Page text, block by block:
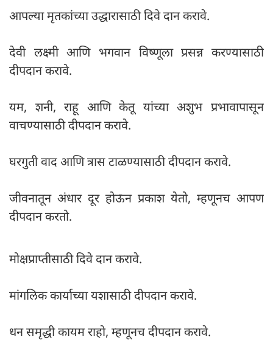
आपल्या मृतकांच्या उद्धारासाठी दिवे दान करावे.
देवी लक्ष्मी आणि भगवान विष्णूला प्रसन्न करण्यासाठी
दीपदान करावे.
यम, शनी, राहू आणि केतू यांच्या अशुभ प्रभावापासून
वाचण्यासाठी दीपदान करावे.
घरगुती वाद आणि त्रास टाळण्यासाठी दीपदान करावे.
जीवनातून अंधार दूर होऊन प्रकाश येतो, म्हणूनच आपण
दीपदान करतो.
मोक्षप्राप्तीसाठी दिवे दान करावे.
मांगलिक कार्याच्या यशासाठी दीपदान करावे.
धन समृद्धी कायम राहो, म्हणूनच दीपदान करावे.